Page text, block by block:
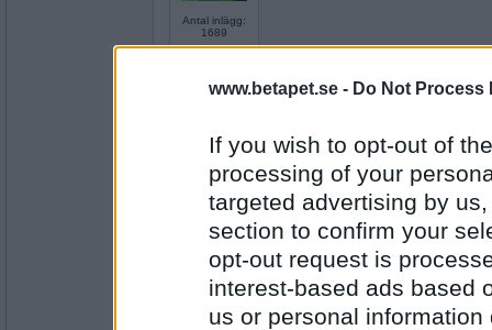
www.betapet.se - Do Not Process
If you wish to opt-out of
processing of your
targeted advertising by
section to confirm your
opt-out request is
interest-based ads based
us or personal
Antal inlägg:
1689
Antal inlägg:
3488
loggbok
blogg